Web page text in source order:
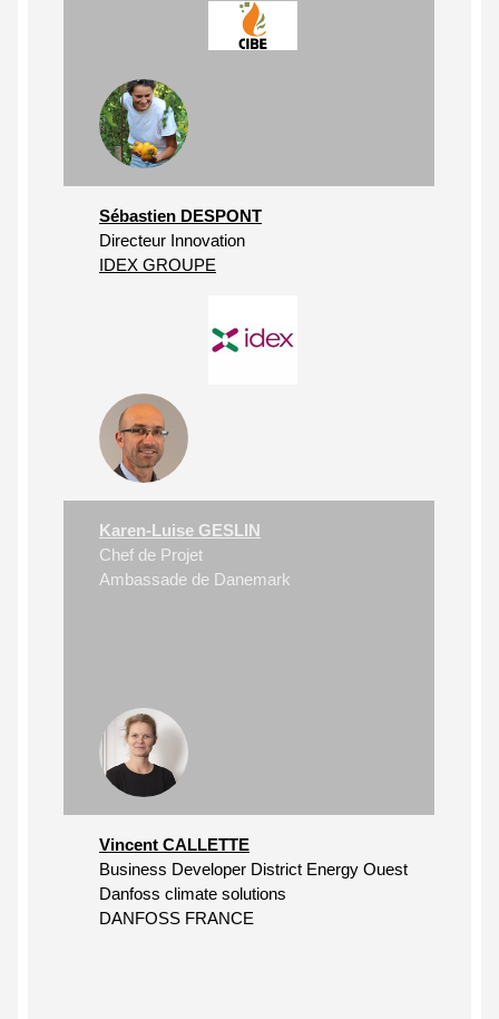
Sébastien DESPONT
Directeur Innovation
IDEX GROUPE
Karen-Luise GESLIN
Chef de Projet
Ambassade de Danemark
Vincent CALLETTE
Business Developer District Energy Ouest
Danfoss climate solutions
DANFOSS FRANCE